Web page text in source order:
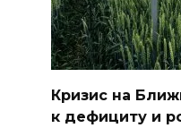
Кризис на
к дефициту и